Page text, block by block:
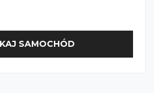
SAMOCHÓD